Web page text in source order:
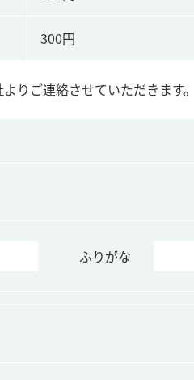
300円
りご連絡させていただきます。
ふりがな